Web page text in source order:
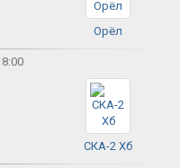
Орёл
СКА-2 Хб